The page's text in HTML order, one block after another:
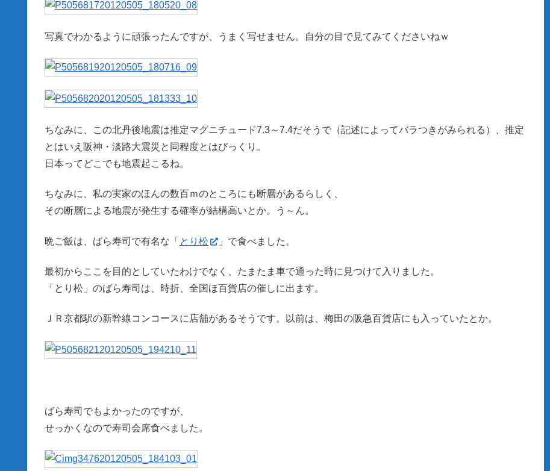
写真でわかるように頑張ったんですが、うまく写せません。自分の目で見てみてくださいねｗ
ちなみに、この北丹後地震は推定マグニチュード7.3～7.4だそうで（記述によってバラつきがみられる）、推定
とはいえ阪神・淡路大震災と同程度とはびっくり。
日本ってどこでも地震起こるね。
ちなみに、私の実家のほんの数百ｍのところにも断層があるらしく、
その断層による地震が発生する確率が結構高いとか。う～ん。
晩ご飯は、ばら寿司で有名な「 とり松 」で食べました。
最初からここを目的としていたわけでなく、たまたま車で通った時に見つけて入りました。
「とり松」のばら寿司は、時折、全国ほ百貨店の催しに出ます。
ＪＲ京都駅の新幹線コンコースに店舗があるそうです。以前は、梅田の阪急百貨店にも入っていたとか。
ばら寿司でもよかったのですが、
せっかくなので寿司会席食べました。